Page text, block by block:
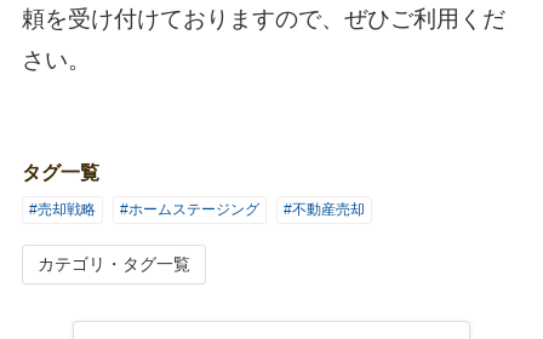
頼を受け付けておりますので、ぜひご利用くだ
さい。
タグ一覧
#売却戦略 #ホームステージング #不動産売却
カテゴリ・タグ一覧